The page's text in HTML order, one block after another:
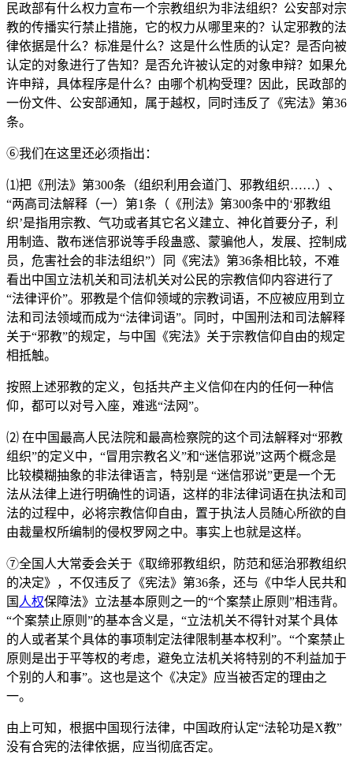
民政部有什么权力宣布一个宗教组织为非法组织？公安部对宗
教的传播实行禁止措施，它的权力从哪里来的？认定邪教的法
律依据是什么？标准是什么？这是什么性质的认定？是否向被
认定的对象进行了告知？是否允许被认定的对象申辩？如果允
许申辩，具体程序是什么？由哪个机构受理？因此，民政部的
一份文件、公安部通知，属于越权，同时违反了《宪法》第36
条。
⑥我们在这里还必须指出：
⑴把《刑法》第300条（组织利用会道门、邪教组织……）、
“两高司法解释（一）第1条（《刑法》第300条中的‘邪教组
织’是指用宗教、气功或者其它名义建立、神化首要分子，利
用制造、散布迷信邪说等手段蛊惑、蒙骗他人，发展、控制成
员，危害社会的非法组织”）同《宪法》第36条相比较，不难
看出中国立法机关和司法机关对公民的宗教信仰内容进行了
“法律评价”。邪教是个信仰领域的宗教词语，不应被应用到立
法和司法领域而成为“法律词语”。同时，中国刑法和司法解释
关于“邪教”的规定，与中国《宪法》关于宗教信仰自由的规定
相抵触。
按照上述邪教的定义，包括共产主义信仰在内的任何一种信
仰，都可以对号入座，难逃“法网”。
⑵ 在中国最高人民法院和最高检察院的这个司法解释对“邪教
组织”的定义中，“冒用宗教名义”和“迷信邪说”这两个概念是
比较模糊抽象的非法律语言，特别是 “迷信邪说”更是一个无
法从法律上进行明确性的词语，这样的非法律词语在执法和司
法的过程中，必将宗教信仰自由，置于执法人员随心所欲的自
由裁量权所编制的侵权罗网之中。事实上也就是这样。
⑦全国人大常委会关于《取缔邪教组织，防范和惩治邪教组织
的决定》，不仅违反了《宪法》第36条，还与《中华人民共和
国 人权保障法》立法基本原则之一的“个案禁止原则”相违背。
“个案禁止原则”的基本含义是，“立法机关不得针对某个具体
的人或者某个具体的事项制定法律限制基本权利”。“个案禁止
原则是出于平等权的考虑，避免立法机关将特别的不利益加于
个别的人和事”。这也是这个《决定》应当被否定的理由之
一。
由上可知，根据中国现行法律，中国政府认定“法轮功是X教”
没有合宪的法律依据，应当彻底否定。